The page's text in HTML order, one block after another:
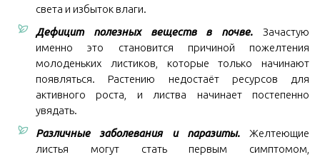
света и избыток влаги.
Дефицит полезных веществ в почве. Зачастую
именно это становится причиной пожелтения
молоденьких листиков, которые только начинают
появляться. Растению недостаёт ресурсов для
активного роста, и листва начинает постепенно
увядать.
Различные заболевания и паразиты.Желтеющие
листья могут стать первым симптомом,